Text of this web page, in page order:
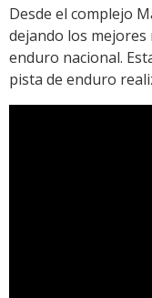
Desde el complejo
dejando los mejores
enduro nacional.
pista de enduro